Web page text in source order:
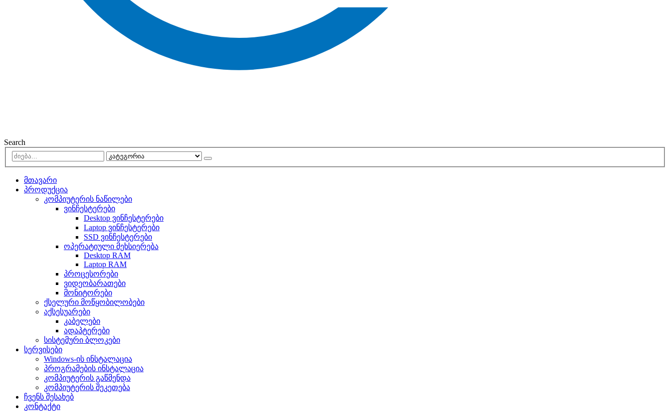
Search
მთავარი
პროდუქცია
კომპიუტერის ნაწილები
ვინჩესტერები
Desktop ვინჩესტერები
Laptop ვინჩესტერები
SSD ვინჩესტერები
ოპერატიული მეხსიერება
Desktop RAM
Laptop RAM
პროცესორები
ვიდეობარათები
მონიტორები
ქსელური მოწყობილობები
აქსესუარები
კაბელები
ადაპტერები
სისტემური ბლოკები
სერვისები
Windows-ის ინსტალაცია
პროგრამების ინსტალაცია
კომპიუტერის გაწმენდა
კომპიუტერის შეკეთება
ჩვენს შესახებ
კონტაქტი